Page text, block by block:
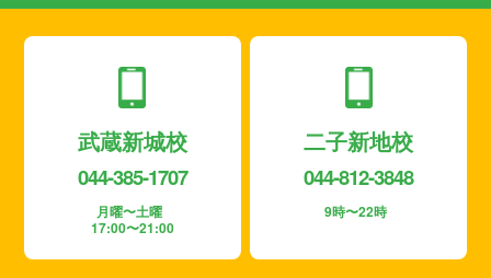
武蔵新城校
044-385-1707
月曜〜土曜
17:00〜21:00
二子新地校
044-812-3848
9時〜22時